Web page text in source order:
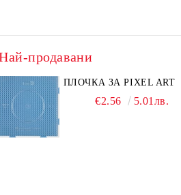
продавани
ПЛОЧКА ЗА PIXEL ART
€2.56 5.01лв.